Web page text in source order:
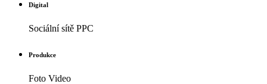
Digital
Sociální sítě PPC
Produkce
Foto Video